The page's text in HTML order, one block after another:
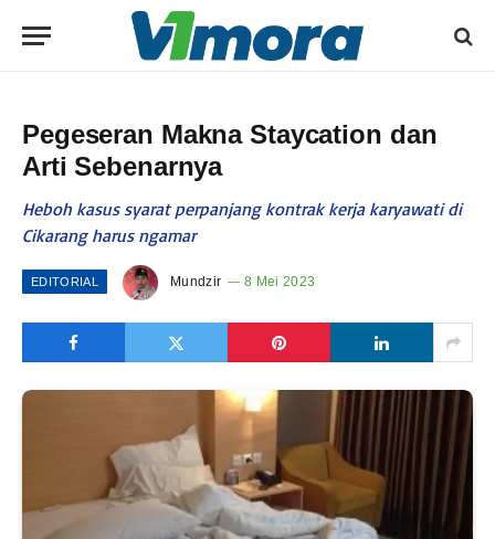
Pegeseran Makna Staycation dan
Arti Sebenarnya
Heboh kasus syarat perpanjang kontrak kerja karyawati di
Cikarang harus ngamar
EDITORIAL Mundzir 8 Mei 2023